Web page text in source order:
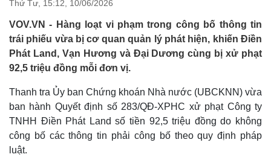
Thứ Tư, 15:12, 10/06/2026
VOV.VN - Hàng loạt vi phạm trong công bố thông tin
trái phiếu vừa bị cơ quan quản lý phát hiện, khiến Điền
Phát Land, Vạn Hương và Đại Dương cùng bị xử phạt
92,5 triệu đồng mỗi đơn vị.
Thanh tra Ủy ban Chứng khoán Nhà nước (UBCKNN) vừa
ban hành Quyết định số 283/QĐ-XPHC xử phạt Công ty
TNHH Điền Phát Land số tiền 92,5 triệu đồng do không
công bố các thông tin phải công bố theo quy định pháp
luật.